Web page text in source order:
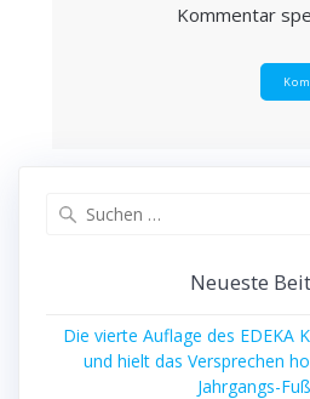
Kommentar
Neu­es­te
Die vier­te Auf­la­ge des EDEKA
und hielt das Ver­spre­chen
Jahrgangs-